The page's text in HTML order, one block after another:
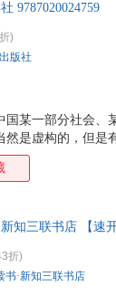
9787020024759
国某一部分社会、
是虚构的，但是
)
版社
知三联书店 【速
折)
书·新知三联书店